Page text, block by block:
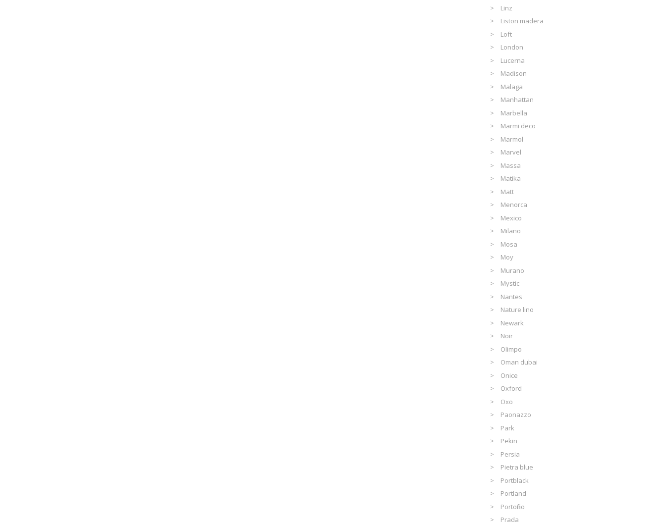
Linz
Liston madera
Loft
London
Lucerna
Madison
Malaga
Manhattan
Marbella
Marmi deco
Marmol
Marvel
Massa
Matika
Matt
Menorca
Mexico
Milano
Mosa
Moy
Murano
Mystic
Nantes
Nature lino
Newark
Noir
Olimpo
Oman dubai
Onice
Oxford
Oxo
Paonazzo
Park
Pekin
Persia
Pietra blue
Portblack
Portland
Portofino
Prada